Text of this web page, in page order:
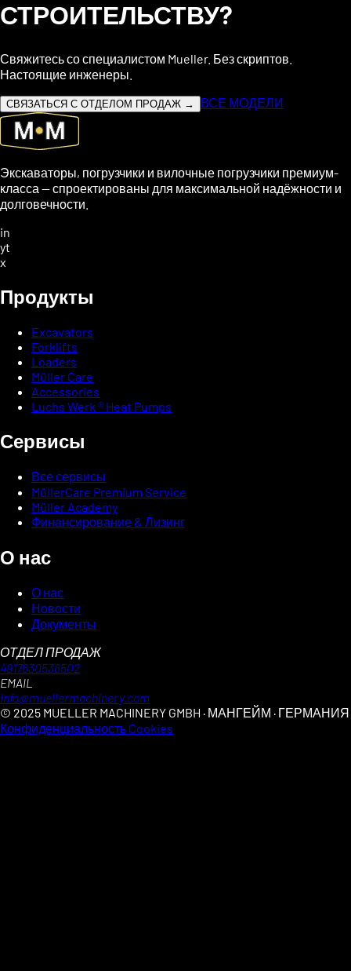
СТРОИТЕЛЬСТВУ?
Свяжитесь со специалистом Mueller. Без скриптов.
Настоящие инженеры.
СВЯЗАТЬСЯ С ОТДЕЛОМ ПРОДАЖ → ВСЕ МОДЕЛИ
Экскаваторы, погрузчики и вилочные погрузчики премиум-
класса — спроектированы для максимальной надёжности и
долговечности.
in
yt
x
Продукты
Excavators
Forklifts
Loaders
Müller Care
Accessories
Luchs Werk ® Heat Pumps
Сервисы
Все сервисы
MüllerCare Premium Service
Müller Academy
Финансирование & Лизинг
О нас
О нас
Новости
Документы
ОТДЕЛ ПРОДАЖ
4917630536502
EMAIL
info@muellermachinery.com
© 2025 MUELLER MACHINERY GMBH · МАНГЕЙМ · ГЕРМАНИЯ
Конфиденциальность Cookies